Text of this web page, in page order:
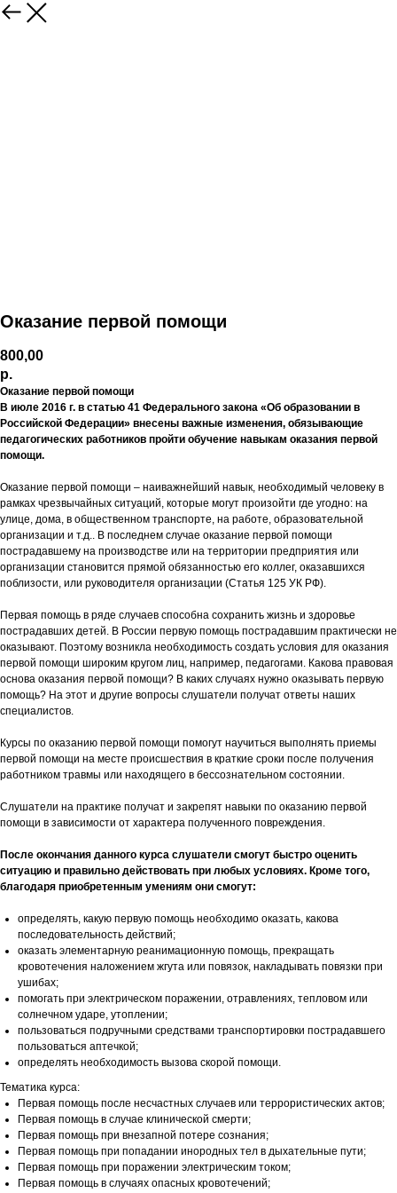
Оказание первой помощи
800,00
р.
Оказание первой помощи
В июле 2016 г. в статью 41 Федерального закона «Об образовании в
Российской Федерации» внесены важные изменения, обязывающие
педагогических работников пройти обучение навыкам оказания первой
помощи.
Оказание первой помощи – наиважнейший навык, необходимый человеку в
рамках чрезвычайных ситуаций, которые могут произойти где угодно: на
улице, дома, в общественном транспорте, на работе, образовательной
организации и т.д.. В последнем случае оказание первой помощи
пострадавшему на производстве или на территории предприятия или
организации становится прямой обязанностью его коллег, оказавшихся
поблизости, или руководителя организации (Статья 125 УК РФ).
Первая помощь в ряде случаев способна сохранить жизнь и здоровье
пострадавших детей. В России первую помощь пострадавшим практически не
оказывают. Поэтому возникла необходимость создать условия для оказания
первой помощи широким кругом лиц, например, педагогами. Какова правовая
основа оказания первой помощи? В каких случаях нужно оказывать первую
помощь? На этот и другие вопросы слушатели получат ответы наших
специалистов.
Курсы по оказанию первой помощи помогут научиться выполнять приемы
первой помощи на месте происшествия в краткие сроки после получения
работником травмы или находящего в бессознательном состоянии.
Слушатели на практике получат и закрепят навыки по оказанию первой
помощи в зависимости от характера полученного повреждения.
После окончания данного курса слушатели смогут быстро оценить
ситуацию и правильно действовать при любых условиях. Кроме того,
благодаря приобретенным умениям они смогут:
определять, какую первую помощь необходимо оказать, какова
последовательность действий;
оказать элементарную реанимационную помощь, прекращать
кровотечения наложением жгута или повязок, накладывать повязки при
ушибах;
помогать при электрическом поражении, отравлениях, тепловом или
солнечном ударе, утоплении;
пользоваться подручными средствами транспортировки пострадавшего
пользоваться аптечкой;
определять необходимость вызова скорой помощи.
Тематика курса:
Первая помощь после несчастных случаев или террористических актов;
Первая помощь в случае клинической смерти;
Первая помощь при внезапной потере сознания;
Первая помощь при попадании инородных тел в дыхательные пути;
Первая помощь при поражении электрическим током;
Первая помощь в случаях опасных кровотечений;